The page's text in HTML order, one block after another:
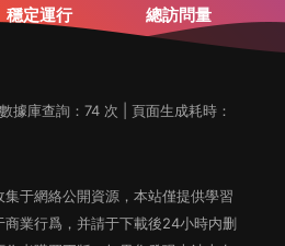
穩定運行 總訪問量
數據庫查詢：74 次 | 頁面生成耗時：
于網絡公開資源，本站僅提供學習
業行爲，并請于下載後24小時内删